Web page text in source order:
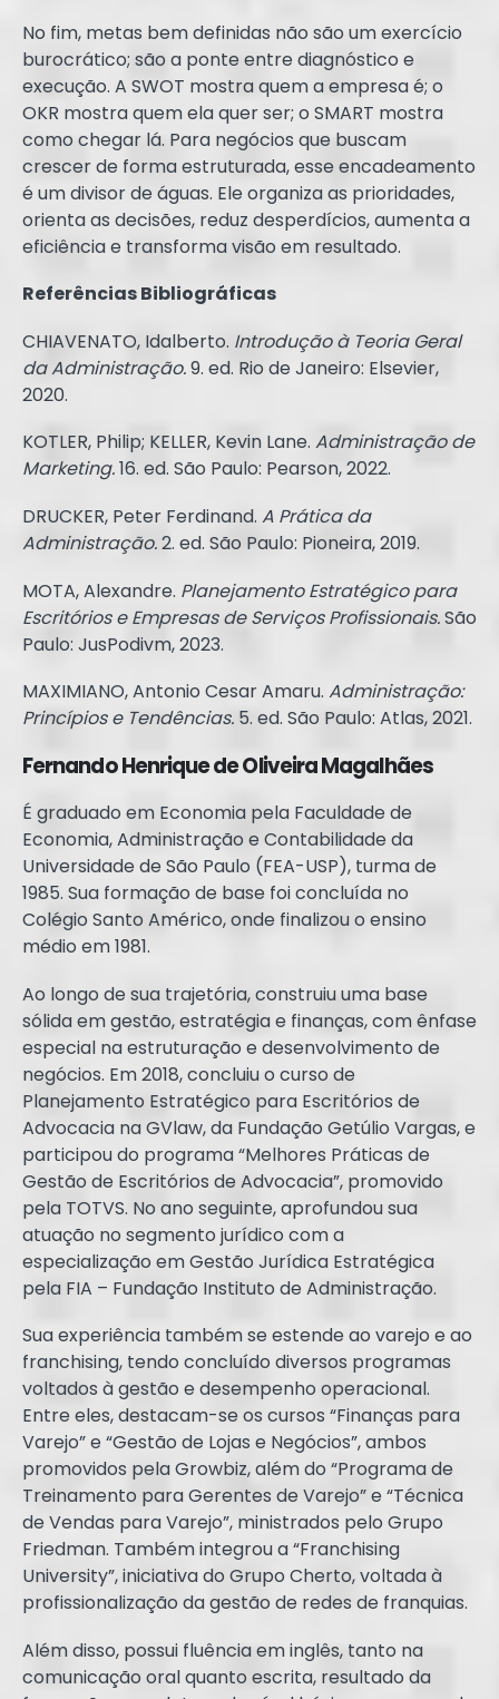
No fim, metas bem definidas não são um exercício
burocrático; são a ponte entre diagnóstico e
execução. A SWOT mostra quem a empresa é; o
OKR mostra quem ela quer ser; o SMART mostra
como chegar lá. Para negócios que buscam
crescer de forma estruturada, esse encadeamento
é um divisor de águas. Ele organiza as prioridades,
orienta as decisões, reduz desperdícios, aumenta a
eficiência e transforma visão em resultado.
Referências Bibliográficas
CHIAVENATO, Idalberto. Introdução à Teoria Geral
da Administração.9. ed. Rio de Janeiro: Elsevier,
2020.
KOTLER, Philip; KELLER, Kevin Lane. Administração de
Marketing.16. ed. São Paulo: Pearson, 2022.
DRUCKER, Peter Ferdinand. A Prática da
Administração.2. ed. São Paulo: Pioneira, 2019.
MOTA, Alexandre. Planejamento Estratégico para
Escritórios e Empresas de Serviços Profissionais.São
Paulo: JusPodivm, 2023.
MAXIMIANO, Antonio Cesar Amaru. Administração:
Princípios e Tendências. 5. ed. São Paulo: Atlas, 2021.
Fernando Henrique de Oliveira Magalhães
É graduado em Economia pela Faculdade de
Economia, Administração e Contabilidade da
Universidade de São Paulo (FEA-USP), turma de
1985. Sua formação de base foi concluída no
Colégio Santo Américo, onde finalizou o ensino
médio em 1981.
Ao longo de sua trajetória, construiu uma base
sólida em gestão, estratégia e finanças, com ênfase
especial na estruturação e desenvolvimento de
negócios. Em 2018, concluiu o curso de
Planejamento Estratégico para Escritórios de
Advocacia na GVlaw, da Fundação Getúlio Vargas, e
participou do programa “Melhores Práticas de
Gestão de Escritórios de Advocacia”, promovido
pela TOTVS. No ano seguinte, aprofundou sua
atuação no segmento jurídico com a
especialização em Gestão Jurídica Estratégica
pela FIA – Fundação Instituto de Administração.
Sua experiência também se estende ao varejo e ao
franchising, tendo concluído diversos programas
voltados à gestão e desempenho operacional.
Entre eles, destacam-se os cursos “Finanças para
Varejo” e “Gestão de Lojas e Negócios”, ambos
promovidos pela Growbiz, além do “Programa de
Treinamento para Gerentes de Varejo” e “Técnica
de Vendas para Varejo”, ministrados pelo Grupo
Friedman. Também integrou a “Franchising
University”, iniciativa do Grupo Cherto, voltada à
profissionalização da gestão de redes de franquias.
Além disso, possui fluência em inglês, tanto na
comunicação oral quanto escrita, resultado da